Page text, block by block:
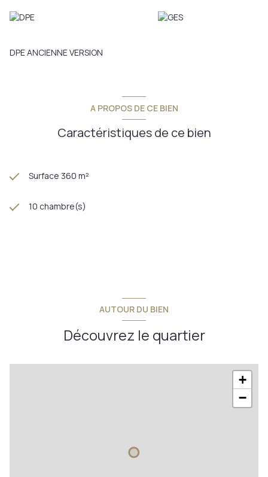
DPE ANCIENNE VERSION
A PROPOS DE CE BIEN
Caractéristiques de ce bien
Surface 360 m²
10 chambre(s)
AUTOUR DU BIEN
Découvrez le quartier
+
−